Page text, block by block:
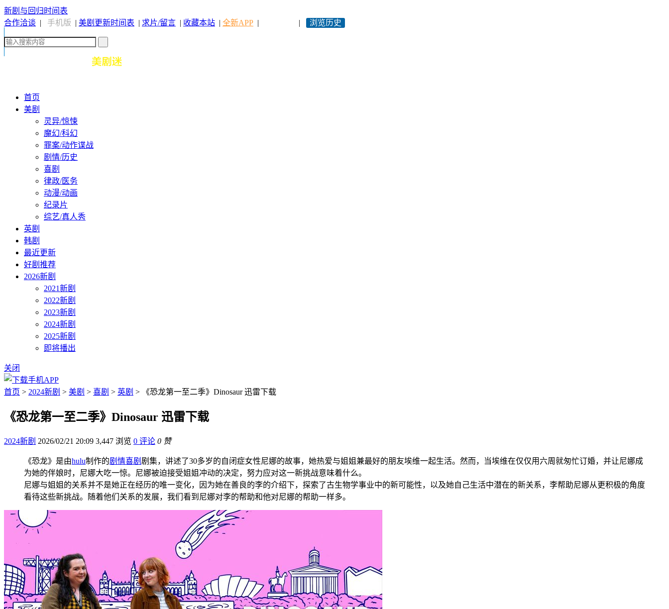
新剧与回归时间表
合作洽谈 | 手机版 | 美剧更新时间表 | 求片/留言 | 收藏本站 | 全新APP | | 浏览历史
首页
美剧
灵异/惊悚
魔幻/科幻
罪案/动作谍战
剧情/历史
喜剧
律政/医务
动漫/动画
纪录片
综艺/真人秀
英剧
韩剧
最近更新
好剧推荐
2026新剧
2021新剧
2022新剧
2023新剧
2024新剧
2025新剧
即将播出
关闭
首页 > 2024新剧 > 美剧 > 喜剧 > 英剧 > 《恐龙第一至二季》Dinosaur 迅雷下载
《恐龙第一至二季》Dinosaur 迅雷下载
2024新剧 2026/02/21 20:09 3,447 浏览 0 评论 0 赞
《恐龙》是由hulu制作的剧情喜剧 剧集，讲述了30多岁的自闭症女性尼娜的故事，她热爱与姐姐兼最好的朋友埃维一起生活。然而，当埃维在仅仅用六周就匆忙订婚，并让尼娜成
为她的伴娘时，尼娜大吃一惊。尼娜被迫接受姐姐冲动的决定，努力应对这一新挑战意味着什么。
尼娜与姐姐的关系并不是她正在经历的唯一变化，因为她在善良的李的介绍下，探索了古生物学事业中的新可能性，以及她自己生活中潜在的新关系，李帮助尼娜从更积极的角度
看待这些新挑战。随着他们关系的发展，我们看到尼娜对李的帮助和他对尼娜的帮助一样多。